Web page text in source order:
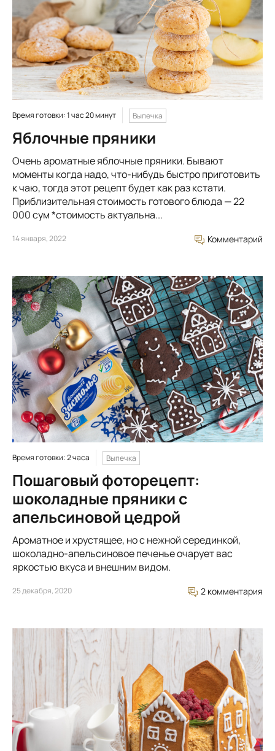
Время готовки: 1 час 20 минут Выпечка
Яблочные пряники
Очень ароматные яблочные пряники. Бывают
моменты когда надо, что-нибудь быстро приготовить
к чаю, тогда этот рецепт будет как раз кстати.
Приблизительная стоимость готового блюда — 22
000 сум *стоимость актуальна...
14 января, 2022 Комментарий
Время готовки: 2 часа Выпечка
Пошаговый фоторецепт:
шоколадные пряники с
апельсиновой цедрой
Ароматное и хрустящее, но с нежной серединкой,
шоколадно-апельсиновое печенье очарует вас
яркостью вкуса и внешним видом.
25 декабря, 2020 2 комментария